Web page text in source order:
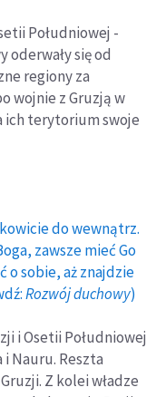
Południowej -
się od
regiony za
wojnie z Gruzją w
ich terytorium swoje
do wewnątrz.
zawsze mieć Go
o sobie, aż znajdzie
Rozwój duchowy)
i Osetii Południowej
Nauru. Reszta
Z kolei władze